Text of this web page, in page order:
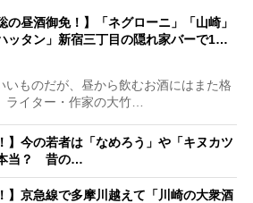
の昼酒御免！】「ネグローニ」「山崎」
ッタン」新宿三丁目の隠れ家バーで1…
ものだが、昼から飲むお酒にはまた格
イター・作家の大竹…
】今の若者は「なめろう」や「キヌカツ
本当？ 昔の…
】京急線で多摩川越えて「川崎の大衆酒